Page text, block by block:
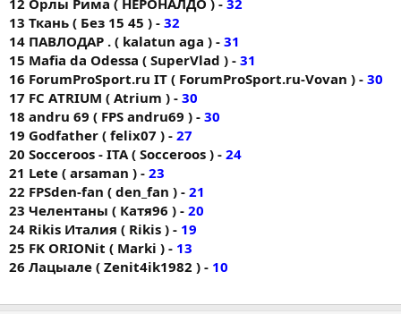
12 Орлы Рима ( НЕРОНАЛДО ) - 32
13 Ткань ( Без 15 45 ) - 32
14 ПАВЛОДАР . ( kalatun aga ) - 31
15 Mafia da Odessa ( SuperVlad ) - 31
16 ForumProSport.ru IT ( ForumProSport.ru-Vovan ) - 30
17 FC АTRIUM ( Atrium ) - 30
18 andru 69 ( FPS andru69 ) - 30
19 Godfather ( felix07 ) - 27
20 Socceroos - ITA ( Socceroos ) - 24
21 Lete ( arsaman ) - 23
22 FPSden-fan ( den_fan ) - 21
23 Челентаны ( Катя96 ) - 20
24 Rikis Италия ( Rikis ) - 19
25 FK ORIONit ( Markі ) - 13
26 Лацыале ( Zenit4ik1982 ) - 10